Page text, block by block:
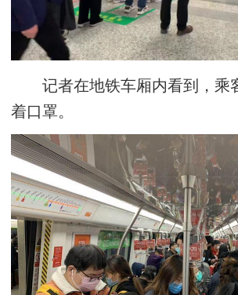
记者在地铁车厢内看到，乘
着口罩。